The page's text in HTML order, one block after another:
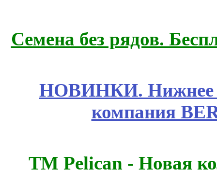
Семена без рядов.
НОВИНКИ. Нижнее
компания
ТМ Pelican - Новая